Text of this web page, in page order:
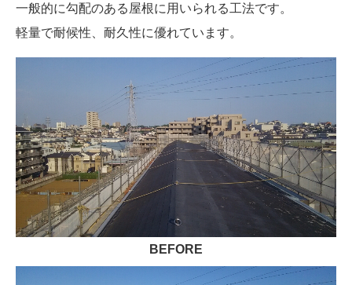
一般的に勾配のある屋根に用いられる工法です。
軽量で耐候性、耐久性に優れています。
BEFORE